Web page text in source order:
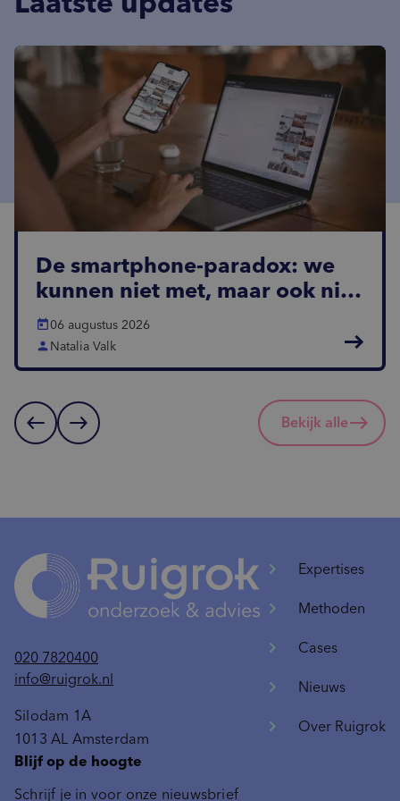
De smartphone-paradox: we
kunnen niet met, maar ook niet
zonder
today06 augustus 2026
person Natalia Valk east
west east Bekijk alle
020 7820400
info@ruigrok.nl
Silodam 1A
1013 AL Amsterdam
Expertises
Methoden
Cases
Nieuws
Over Ruigrok
Blijf op de hoogte
Schrijf je in voor onze nieuwsbrief